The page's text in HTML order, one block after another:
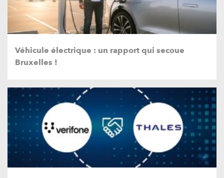
Véhicule électrique : un rapport qui secoue
Bruxelles !